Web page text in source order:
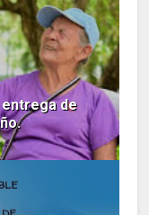
entrega de